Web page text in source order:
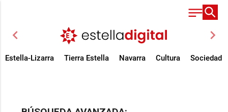
chevron_left chevron_right
Estella-Lizarra Tierra Estella Navarra Cultura Sociedad